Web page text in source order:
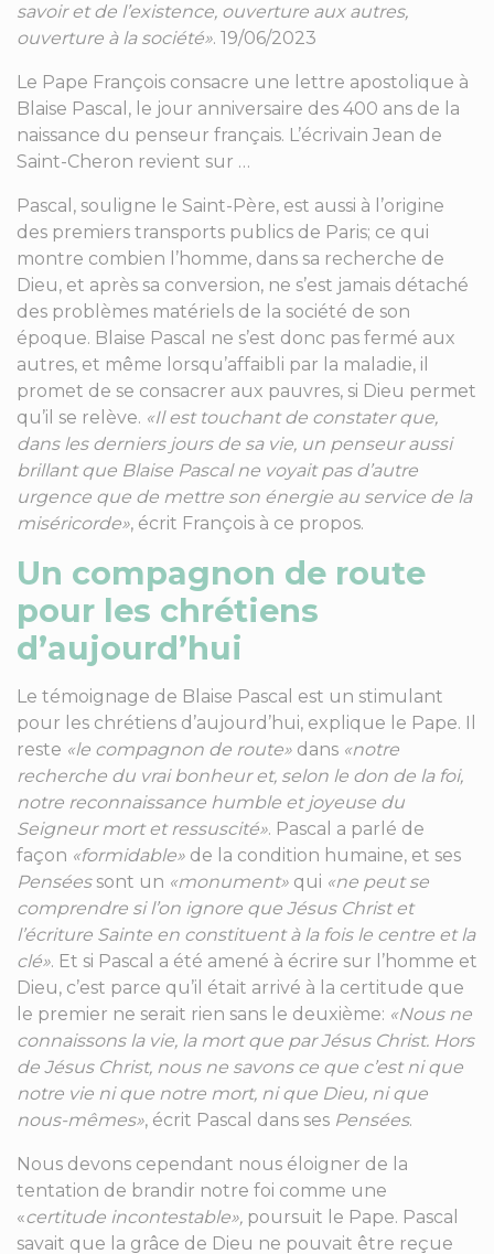
savoir et de l’existence, ouverture aux autres,
ouverture à la société». 19/06/2023
Le Pape François consacre une lettre apostolique à
Blaise Pascal, le jour anniversaire des 400 ans de la
naissance du penseur français. L’écrivain Jean de
Saint-Cheron revient sur …
Pascal, souligne le Saint-Père, est aussi à l’origine
des premiers transports publics de Paris; ce qui
montre combien l’homme, dans sa recherche de
Dieu, et après sa conversion, ne s’est jamais détaché
des problèmes matériels de la société de son
époque. Blaise Pascal ne s’est donc pas fermé aux
autres, et même lorsqu’affaibli par la maladie, il
promet de se consacrer aux pauvres, si Dieu permet
qu’il se relève. «Il est touchant de constater que,
dans les derniers jours de sa vie, un penseur aussi
brillant que Blaise Pascal ne voyait pas d’autre
urgence que de mettre son énergie au service de la
miséricorde», écrit François à ce propos.
Un compagnon de route
pour les chrétiens
d’aujourd’hui
Le témoignage de Blaise Pascal est un stimulant
pour les chrétiens d’aujourd’hui, explique le Pape. Il
reste «le compagnon de route» dans «notre
recherche du vrai bonheur et, selon le don de la foi,
notre reconnaissance humble et joyeuse du
Seigneur mort et ressuscité». Pascal a parlé de
façon «formidable» de la condition humaine, et ses
Penséessont un «monument» qui «ne peut se
comprendre si l’on ignore que Jésus Christ et
l’écriture Sainte en constituent à la fois le centre et la
clé». Et si Pascal a été amené à écrire sur l’homme et
Dieu, c’est parce qu’il était arrivé à la certitude que
le premier ne serait rien sans le deuxième: «Nous ne
connaissons la vie, la mort que par Jésus Christ. Hors
de Jésus Christ, nous ne savons ce que c’est ni que
notre vie ni que notre mort, ni que Dieu, ni que
nous-mêmes», écrit Pascal dans ses Pensées.
Nous devons cependant nous éloigner de la
tentation de brandir notre foi comme une
«certitude incontestable», poursuit le Pape. Pascal
savait que la grâce de Dieu ne pouvait être reçue